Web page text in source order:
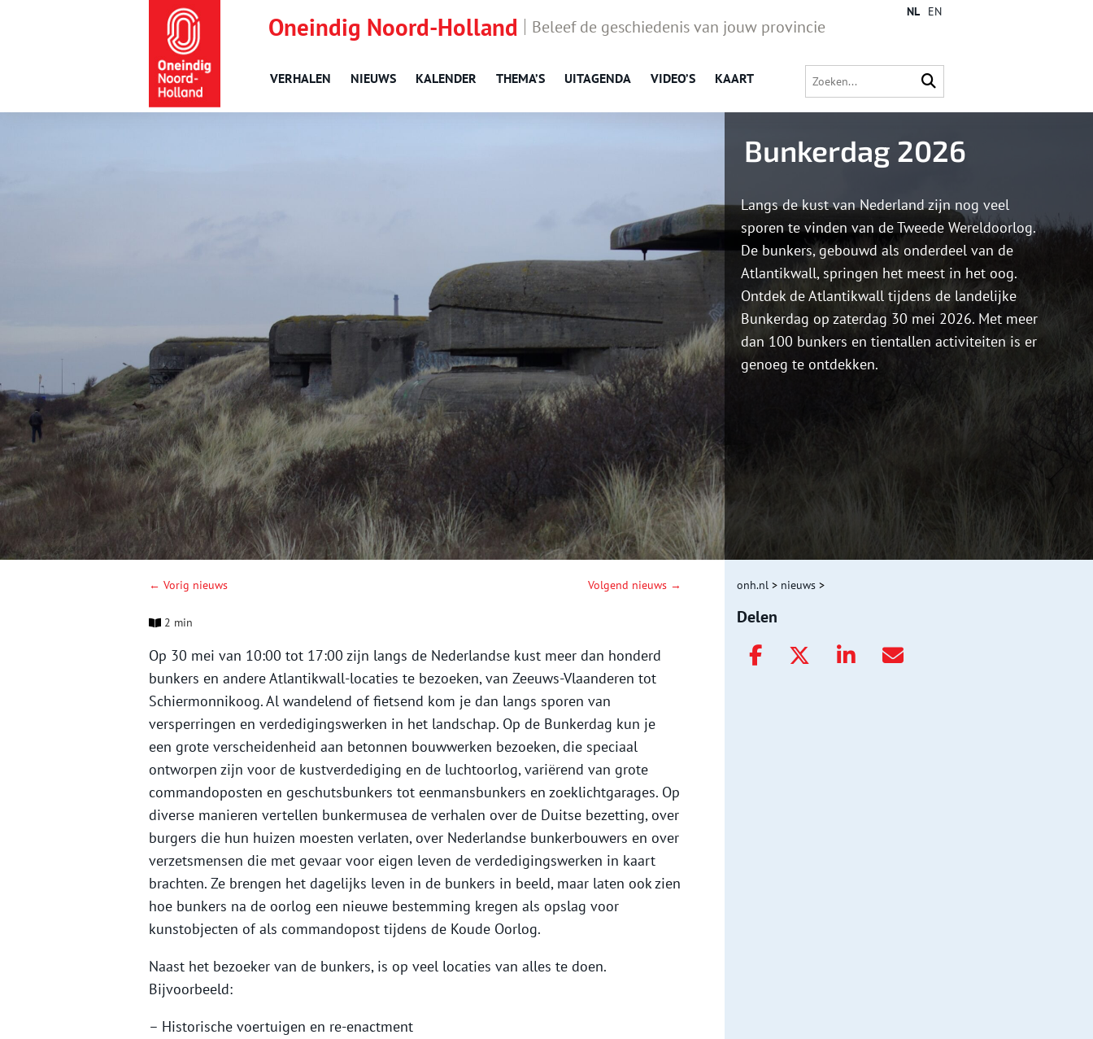
Oneindig Noord-Holland Beleef de geschiedenis van jouw provincie
VERHALEN NIEUWS KALENDER THEMA’S UITAGENDA VIDEO’S KAART
NL EN
Bunkerdag 2026
Langs de kust van Nederland zijn nog veel
sporen te vinden van de Tweede Wereldoorlog.
De bunkers, gebouwd als onderdeel van de
Atlantikwall, springen het meest in het oog.
Ontdek de Atlantikwall tijdens de landelijke
Bunkerdag op zaterdag 30 mei 2026. Met meer
dan 100 bunkers en tientallen activiteiten is er
genoeg te ontdekken.
← Vorig nieuws Volgend nieuws →
2 min
Op 30 mei van 10:00 tot 17:00 zijn langs de Nederlandse kust meer dan honderd
bunkers en andere Atlantikwall-locaties te bezoeken, van Zeeuws-Vlaanderen tot
Schiermonnikoog. Al wandelend of fietsend kom je dan langs sporen van
versperringen en verdedigingswerken in het landschap. Op de Bunkerdag kun je
een grote verscheidenheid aan betonnen bouwwerken bezoeken, die speciaal
ontworpen zijn voor de kustverdediging en de luchtoorlog, variërend van grote
commandoposten en geschutsbunkers tot eenmansbunkers en zoeklichtgarages. Op
diverse manieren vertellen bunkermusea de verhalen over de Duitse bezetting, over
burgers die hun huizen moesten verlaten, over Nederlandse bunkerbouwers en over
verzetsmensen die met gevaar voor eigen leven de verdedigingswerken in kaart
brachten. Ze brengen het dagelijks leven in de bunkers in beeld, maar laten ook zien
hoe bunkers na de oorlog een nieuwe bestemming kregen als opslag voor
kunstobjecten of als commandopost tijdens de Koude Oorlog.
Naast het bezoeker van de bunkers, is op veel locaties van alles te doen.
Bijvoorbeeld:
– Historische voertuigen en re-enactment
onh.nl > nieuws >
Delen